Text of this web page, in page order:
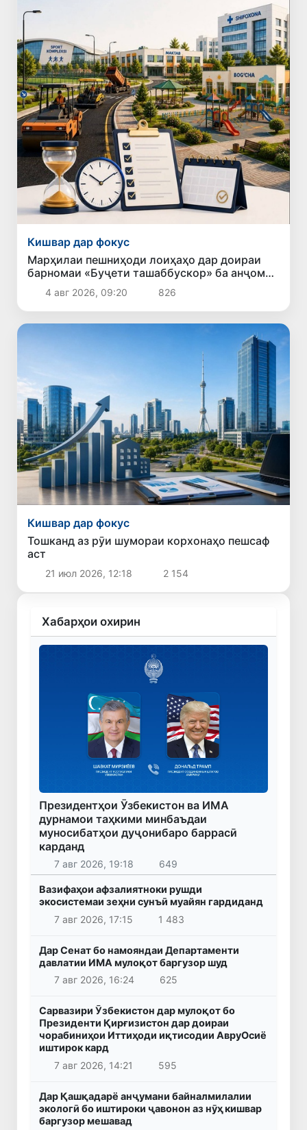
Кишвар дар фокус
Марҳилаи пешниҳоди лоиҳаҳо дар доираи
барномаи «Буҷети ташаббускор» ба анҷом
4 авг 2026, 09:20 826
Кишвар дар фокус
Тошканд аз рӯи шумораи корхонаҳо пешсаф
аст
21 июл 2026, 12:18 2 154
Хабарҳои охирин
Президентҳои Ӯзбекистон ва ИМА
дурнамои таҳкими минбаъдаи
муносибатҳои дуҷонибаро баррасӣ
карданд
7 авг 2026, 19:18 649
Вазифаҳои афзалиятноки рушди
экосистемаи зеҳни сунъӣ муайян гардиданд
7 авг 2026, 17:15
1 483
Дар Сенат бо намояндаи Департаменти
давлатии ИМА мулоқот баргузор шуд
7 авг 2026, 16:24
625
Сарвазири Ӯзбекистон дар мулоқот бо
Президенти Қирғизистон дар доираи
чорабиниҳои Иттиҳоди иқтисодии АвруОсиё
иштирок кард
7 авг 2026, 14:21
595
Дар Қашқадарё анҷумани байналмилалии
экологӣ бо иштироки ҷавонон аз нӯҳ кишвар
баргузор мешавад